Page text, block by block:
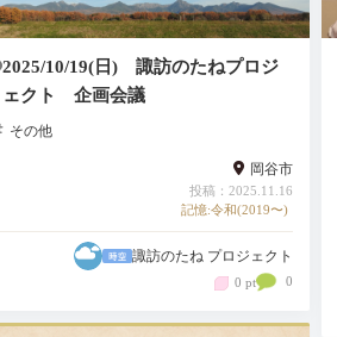
2025/10/19(日) 諏訪のたねプロジ
ェクト 企画会議
その他
岡谷市
投稿：2025.11.16
記憶:令和(2019〜)
諏訪のたね プロジェクト
0 pt 0